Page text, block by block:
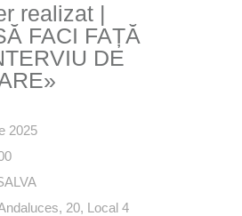
realizat |
FACI FAȚĂ
DE
2025
20, Local 4